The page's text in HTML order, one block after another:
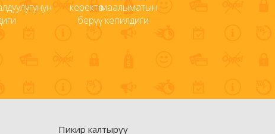
керектөө маалыматын
берүү кепилдиги
Пикир калтыруу